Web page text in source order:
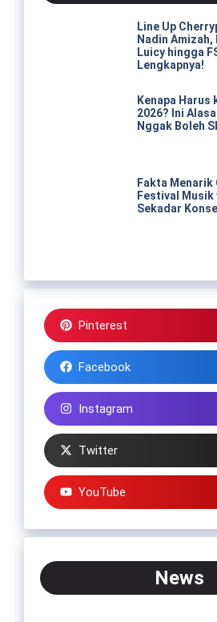
Line Up
Nadin Amizah,
Luicy hingga
Lengkapnya!
Kenapa Harus
2026? Ini
Nggak Boleh
Fakta Menarik
Festival Musik
Sekadar
Pinterest
Facebook
Instagram
Twitter
YouTube
News